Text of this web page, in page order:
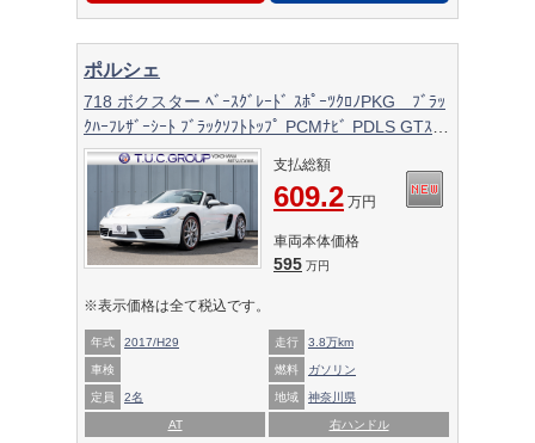
ポルシェ
718 ボクスター ﾍﾞｰｽｸﾞﾚｰﾄﾞ ｽﾎﾟｰﾂｸﾛﾉPKG ﾌﾞﾗｯ
ｸﾊｰﾌﾚｻﾞｰｼｰﾄ ﾌﾞﾗｯｸｿﾌﾄﾄｯﾌﾟ PCMﾅﾋﾞ PDLS GTｽﾎﾟ
ｰﾂｽﾃｱﾘﾝｸﾞ 電動Dﾐﾗｰ ｵｰﾄｴｱｺﾝ TPM ﾎﾞｸｽﾀｰS19ｲﾝﾁ
支払総額
609.2 万円
車両本体価格
595 万円
※表示価格は全て税込です。
年式 2017/H29 走行 3.8万km
車検 燃料 ガソリン
定員 2名 地域 神奈川県
AT 右ハンドル